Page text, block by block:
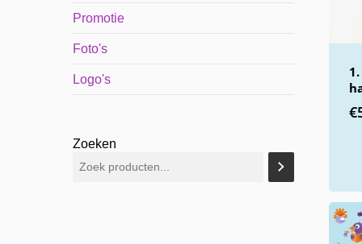
Promotie
Foto's
Logo's
Zoeken
€